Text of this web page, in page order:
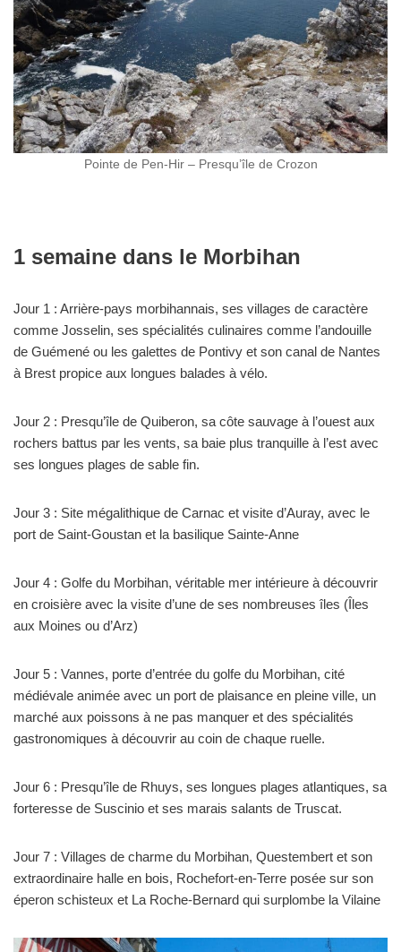
Pointe de Pen-Hir – Presqu’île de Crozon
1 semaine dans le Morbihan
Jour 1 : Arrière-pays morbihannais, ses villages de caractère
comme Josselin, ses spécialités culinaires comme l’andouille
de Guémené ou les galettes de Pontivy et son canal de Nantes
à Brest propice aux longues balades à vélo.
Jour 2 : Presqu’île de Quiberon, sa côte sauvage à l’ouest aux
rochers battus par les vents, sa baie plus tranquille à l’est avec
ses longues plages de sable fin.
Jour 3 : Site mégalithique de Carnac et visite d’Auray, avec le
port de Saint-Goustan et la basilique Sainte-Anne
Jour 4 : Golfe du Morbihan, véritable mer intérieure à découvrir
en croisière avec la visite d’une de ses nombreuses îles (Îles
aux Moines ou d’Arz)
Jour 5 : Vannes, porte d’entrée du golfe du Morbihan, cité
médiévale animée avec un port de plaisance en pleine ville, un
marché aux poissons à ne pas manquer et des spécialités
gastronomiques à découvrir au coin de chaque ruelle.
Jour 6 : Presqu’île de Rhuys, ses longues plages atlantiques, sa
forteresse de Suscinio et ses marais salants de Truscat.
Jour 7 : Villages de charme du Morbihan, Questembert et son
extraordinaire halle en bois, Rochefort-en-Terre posée sur son
éperon schisteux et La Roche-Bernard qui surplombe la Vilaine